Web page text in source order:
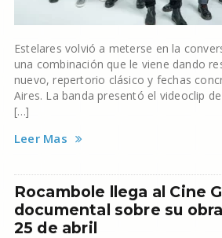
Estelares volvió a meterse en la
una combinación que le viene dando
nuevo, repertorio clásico y fechas
Aires. La banda presentó el videoclip
[…]
Leer Mas
Rocambole llega al Cine
documental sobre su
25 de abril